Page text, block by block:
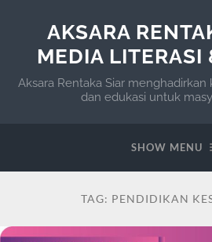
AKSARA
MEDIA LITERASI
Aksara Rentaka Siar menghadirkan
dan edukasi untuk
SHOW MENU
TAG: PENDIDIKAN